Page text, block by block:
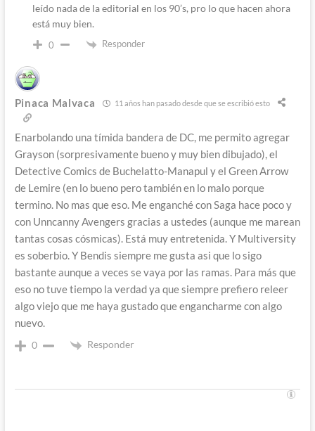
leído nada de la editorial en los 90’s, pro lo que hacen ahora
está muy bien.
0 Responder
Pinaca Malvaca 11 años han pasado desde que se escribió esto
Enarbolando una tímida bandera de DC, me permito agregar
Grayson (sorpresivamente bueno y muy bien dibujado), el
Detective Comics de Buchelatto-Manapul y el Green Arrow
de Lemire (en lo bueno pero también en lo malo porque
termino. No mas que eso. Me enganché con Saga hace poco y
con Unncanny Avengers gracias a ustedes (aunque me marean
tantas cosas cósmicas). Está muy entretenida. Y Multiversity
es soberbio. Y Bendis siempre me gusta asi que lo sigo
bastante aunque a veces se vaya por las ramas. Para más que
eso no tuve tiempo la verdad ya que siempre prefiero releer
algo viejo que me haya gustado que engancharme con algo
nuevo.
0 Responder